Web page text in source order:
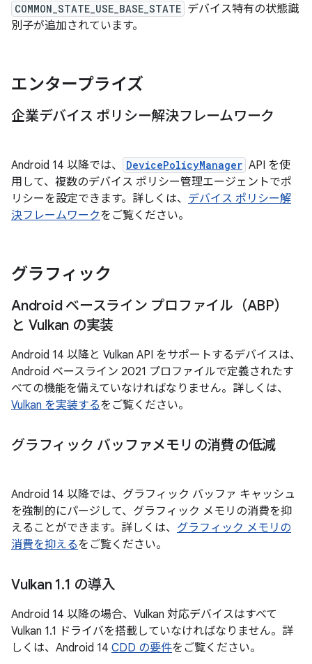
COMMON_STATE_USE_BASE_STATE デバイス特有の状態識
別子が追加されています。
エンタープライズ
企業デバイス ポリシー解決フレームワーク
Android 14 以降では、 DevicePolicyManager API を使
用して、複数のデバイス ポリシー管理エージェントでポ
リシーを設定できます。詳しくは、 デバイス ポリシー解
決フレームワークをご覧ください。
グラフィック
Android ベースライン プロファイル（ABP）
と Vulkan の実装
Android 14 以降と Vulkan API をサポートするデバイスは、
Android ベースライン 2021 プロファイルで定義されたす
べての機能を備えていなければなりません。詳しくは、
Vulkan を実装するをご覧ください。
グラフィック バッファメモリの消費の低減
Android 14 以降では、グラフィック バッファ キャッシュ
を強制的にパージして、グラフィック メモリの消費を抑
えることができます。詳しくは、 グラフィック メモリの
消費を抑えるをご覧ください。
Vulkan 1.1 の導入
Android 14 以降の場合、Vulkan 対応デバイスはすべて
Vulkan 1.1 ドライバを搭載していなければなりません。詳
しくは、Android 14 CDD の要件をご覧ください。